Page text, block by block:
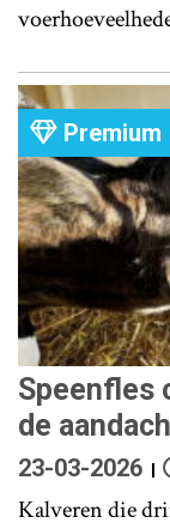
Premium
Speenfles
de
23-03-2026
Kalveren die